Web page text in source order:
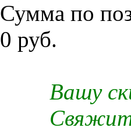
Сумма по
0 руб.
Вашу